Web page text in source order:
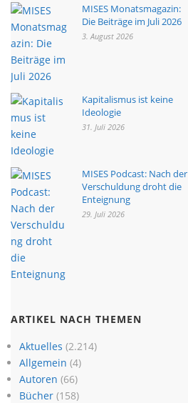
MISES Monatsmagazin:
Die Beiträge im Juli 2026
3. August 2026
Kapitalismus ist keine
Ideologie
31. Juli 2026
MISES Podcast: Nach der
Verschuldung droht die
Enteignung
29. Juli 2026
ARTIKEL NACH THEMEN
Aktuelles (2.214)
Allgemein (4)
Autoren (66)
Bücher(158)